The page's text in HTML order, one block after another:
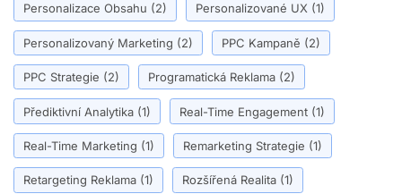
Personalizace Obsahu (2) Personalizované UX (1)
Personalizovaný Marketing (2) PPC Kampaně (2)
PPC Strategie (2) Programatická Reklama (2)
Přediktivní Analytika (1) Real-Time Engagement (1)
Real-Time Marketing (1) Remarketing Strategie (1)
Retargeting Reklama (1) Rozšířená Realita (1)